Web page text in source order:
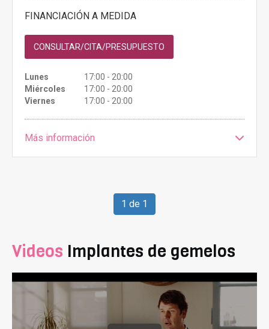
FINANCIACIÓN A MEDIDA
CONSULTAR/CITA/PRESUPUESTO
Lunes
17:00 - 20:00
Miércoles
17:00 - 20:00
Viernes
17:00 - 20:00
Más información
1 de 1
Videos Implantes de gemelos